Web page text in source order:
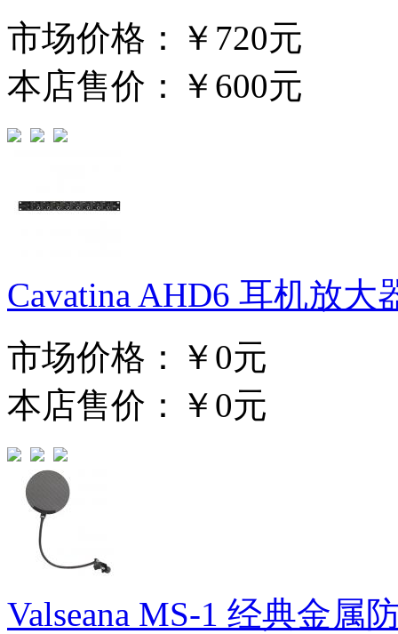
市场价格：
￥720元
本店售价：
￥600元
Cavatina AHD6 耳机放大
市场价格：
￥0元
本店售价：
￥0元
Valseana MS-1 经典金属